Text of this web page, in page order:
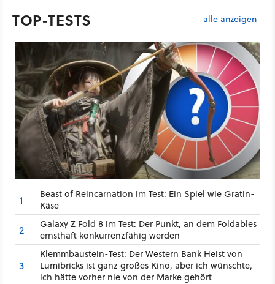
TOP-TESTS alle anzeigen
1
Beast of Reincarnation im Test: Ein Spiel wie Gratin-
Käse
2
Galaxy Z Fold 8 im Test: Der Punkt, an dem Foldables
ernsthaft konkurrenzfähig werden
3
Klemmbaustein-Test: Der Western Bank Heist von
Lumibricks ist ganz großes Kino, aber ich wünschte,
ich hätte vorher nie von der Marke gehört